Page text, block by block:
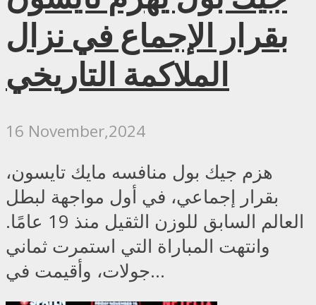
بقرار الإجماع في نزال
الملاكمة التاريخي
16 November,2024
هزم جيك بول منافسه مايك تايسون،
بقرار إجماعي، في أول مواجهة لبطل
العالم السابق للوزن الثقيل منذ 19 عامًا.
وانتهت المباراة التي استمرت ثماني
جولات، وأقيمت في...